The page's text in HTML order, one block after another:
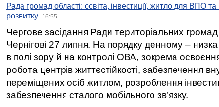
Рада громад області: освіта, інвестиції, житло для ВПО
розвитку
16:55
Чергове засідання Ради територіальних громад
Чернігові 27 липня. На порядку денному –
в полі зору й на контролі ОВА, зокрема освоєння
робота центрів життєстійкості, забезпечення
переміщених осіб житлом, розроблення
забезпечення сталого мобільного зв’язку.